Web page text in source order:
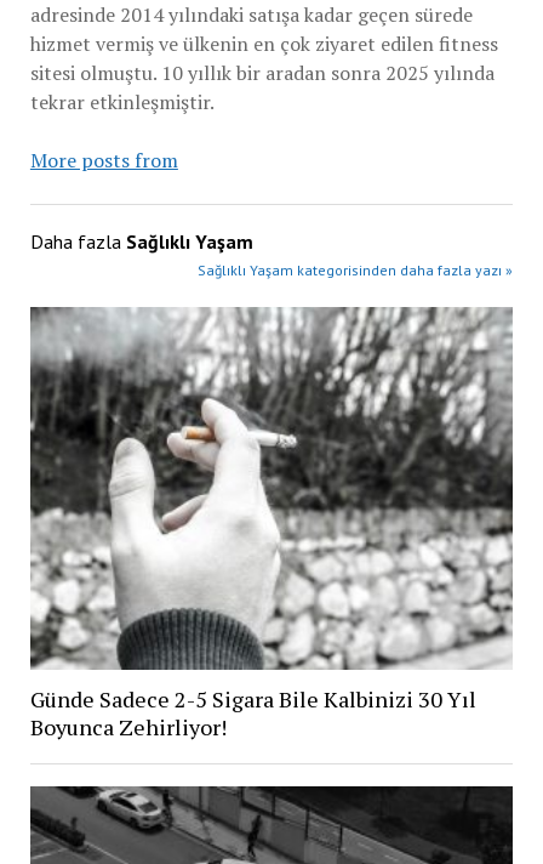
adresinde 2014 yılındaki satışa kadar geçen sürede
hizmet vermiş ve ülkenin en çok ziyaret edilen fitness
sitesi olmuştu. 10 yıllık bir aradan sonra 2025 yılında
tekrar etkinleşmiştir.
More posts from
Daha fazla Sağlıklı Yaşam
Sağlıklı Yaşam kategorisinden daha fazla yazı »
Günde Sadece 2-5 Sigara Bile Kalbinizi 30 Yıl
Boyunca Zehirliyor!